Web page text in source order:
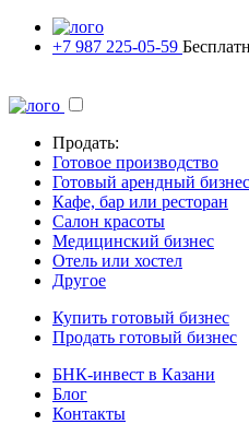
+7 987 225-05-59
Продать:
Готовое производство
Готовый арендный бизнес
Кафе, бар или ресторан
Салон красоты
Медицинский бизнес
Отель или хостел
Другое
Купить готовый бизнес
Продать готовый бизнес
БНК-инвест в Казани
Блог
Контакты